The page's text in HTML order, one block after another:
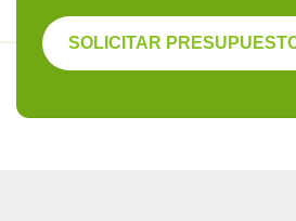
SOLICITAR